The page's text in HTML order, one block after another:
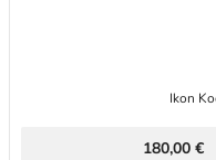
Ikon
180,00 €